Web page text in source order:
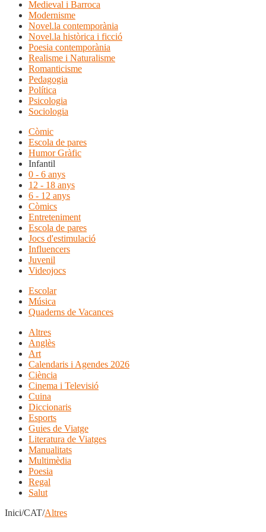
Medieval i Barroca
Modernisme
Novel.la contemporània
Novel.la històrica i ficció
Poesia contemporània
Realisme i Naturalisme
Romanticisme
Pedagogia
Política
Psicologia
Sociologia
Còmic
Escola de pares
Humor Gràfic
Infantil
0 - 6 anys
12 - 18 anys
6 - 12 anys
Còmics
Entreteniment
Escola de pares
Jocs d'estimulació
Influencers
Juvenil
Videojocs
Escolar
Música
Quaderns de Vacances
Altres
Anglès
Art
Calendaris i Agendes 2026
Ciència
Cinema i Televisió
Cuina
Diccionaris
Esports
Guies de Viatge
Literatura de Viatges
Manualitats
Multimèdia
Poesia
Regal
Salut
Inici/CAT/Altres